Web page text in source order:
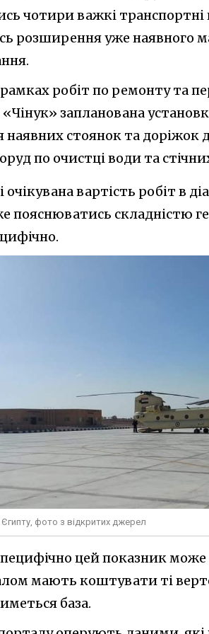
чотири важкі транспортні
розширення уже наявного
робіт по ремонту та
запланована
стоянок та доріжок
по очистці води та
вартість робіт в
пояснюватись складністю
фото з відкритих джерел
цей показник
мають коштувати ті
база.